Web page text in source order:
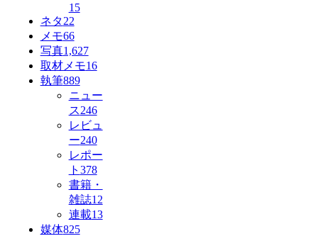
15
ネタ22
メモ66
写真1,627
取材メモ16
執筆889
ニュー
ス246
レビュ
ー240
レポー
ト 378
書籍・
雑誌12
連載13
媒体825